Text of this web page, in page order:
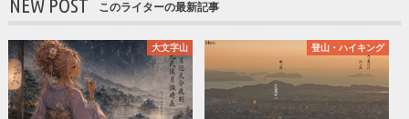
NEW POST このライターの最新記事
大文字山 登山・ハイキング